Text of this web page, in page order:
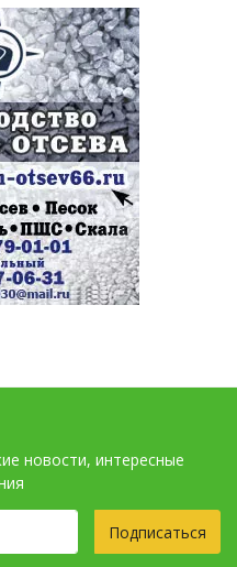
новости, интересные
Подписаться